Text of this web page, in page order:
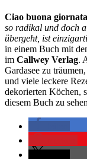
Ciao buona
so radikal und doch
übergeht, ist
in einem Buch mit
im Callwey Verlag.
Gardasee zu
und viele leckere
dekorierten Köchen,
diesem Buch zu